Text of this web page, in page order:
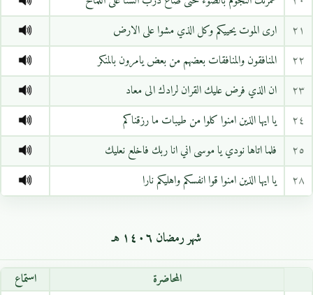
٢١
ارى الموت يحييكم وكل الذي مشوا على الارض
٢٢
المنافقون والمنافقات بعضهم من بعض يامرون بالمنكر
٢٣
ان الذي فرض عليك القران لرادك الى معاد
٢٤
يا ايها الذين امنوا كلوا من طيبات ما رزقناكم
٢٥
فلما اتاها نودي يا موسى اني انا ربك فاخلع نعليك
٢٨
يا ايها الذين امنوا قوا انفسكم واهليكم نارا
شهر رمضان ١٤٠٦ هـ
المحاضرة
استماع